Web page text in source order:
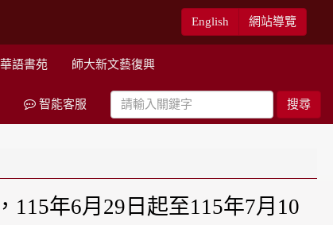
English 網站導覽
華語書苑 師大新文藝復興
搜尋
智能客服
年6月29日起至115年7月10